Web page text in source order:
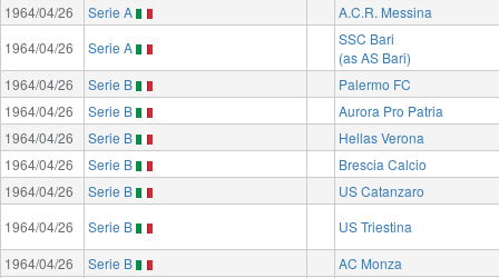
1964/04/26
Serie A
A.C.R. Messina
1964/04/26
Serie A
SSC Bari
(as AS Bari)
1964/04/26
Serie B
Palermo FC
1964/04/26
Serie B
Aurora Pro Patria
1964/04/26
Serie B
Hellas Verona
1964/04/26
Serie B
Brescia Calcio
1964/04/26
Serie B
US Catanzaro
1964/04/26
Serie B
US Triestina
1964/04/26
Serie B
AC Monza